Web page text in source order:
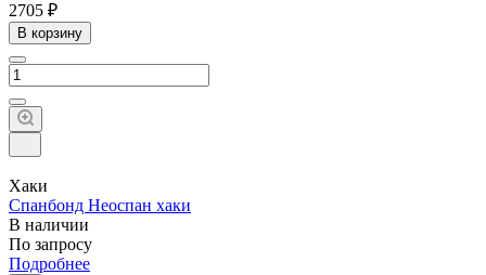
2705 ₽
В корзину
Хаки
Спанбонд Неоспан хаки
В наличии
По запросу
Подробнее